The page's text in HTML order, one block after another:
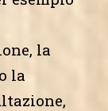
la
la